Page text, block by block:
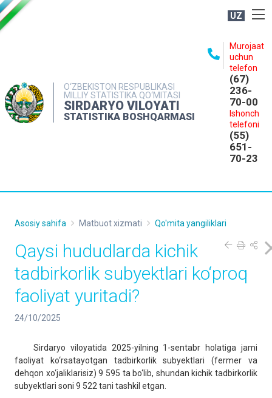
UZ
O‘ZBEKISTON RESPUBLIKASI
MILLIY STATISTIKA QO‘MITASI
SIRDARYO VILOYATI
STATISTIKA BOSHQARMASI
Murojaat
uchun
telefon
(67)
236-
70-00
Ishonch
telefoni
(55)
651-
70-23
NASHRLAR
INTERAKTIV XIZMATLAR
MATBUOT XIZMATI
Asosiy sahifa Matbuot xizmati Qo'mita yangiliklari
Qaysi hududlarda kichik
tadbirkorlik subyektlari ko‘proq
faoliyat yuritadi?
24/10/2025
Sirdaryo viloyatida 2025-yilning 1-sentabr holatiga jami
faoliyat ko‘rsatayotgan tadbirkorlik subyektlari (fermer va
dehqon xo‘jaliklarisiz) 9 595 ta bo‘lib, shundan kichik tadbirkorlik
subyektlari soni 9 522 tani tashkil etgan.